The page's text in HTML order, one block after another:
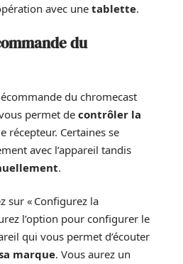
avec une tablette.
du
du chromecast
permet de contrôler la
récepteur. Certaines se
avec l’appareil tandis
.
sur « Configurez la
l’option pour configurer le
qui vous permet d’écouter
marque. Vous aurez un